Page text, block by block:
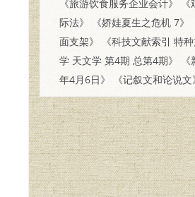
《旅游饮食服务企业会计》
际法》
《娇娃夏生之危机 7》
面支架》
《科技文献索引 特
学 天文学 第4期 总第4期》
年4月6日》
《记叙文和论说文